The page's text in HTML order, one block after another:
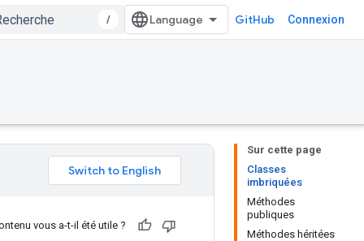
/ GitHub Connexion
Sur cette page
Classes
imbriquées
Méthodes
publiques
Méthodes héritées
vous a-t-il été utile ?